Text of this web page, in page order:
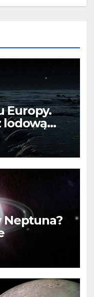
Europy.
lodową
Neptuna?